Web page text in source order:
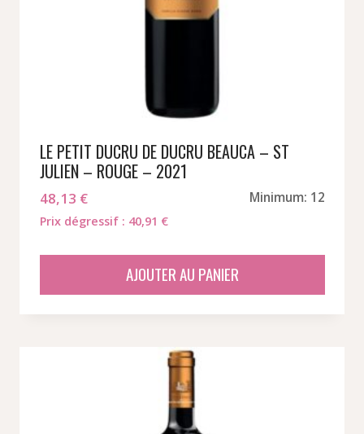
LE PETIT DUCRU DE DUCRU BEAUCA – ST
JULIEN – ROUGE – 2021
48,13 € Minimum: 12
Prix dégressif : 40,91 €
AJOUTER AU PANIER